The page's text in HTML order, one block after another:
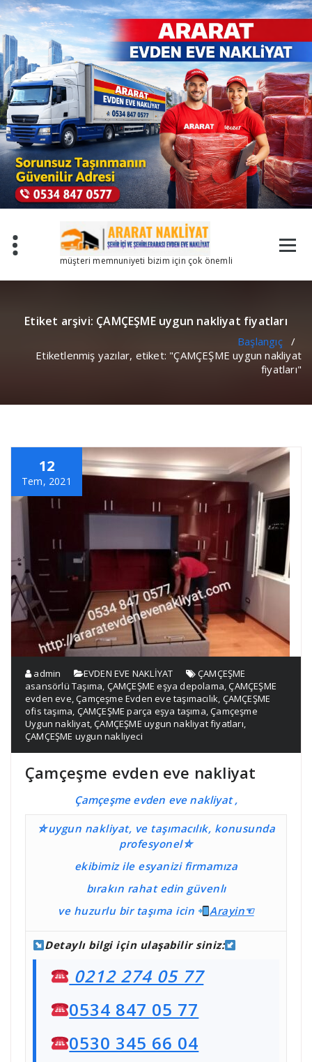
İçeriğe
geç
müşteri memnuniyeti bizim için çok önemli
Etiket arşivi: ÇAMÇEŞME uygun nakliyat fiyatları
Başlangıç/
Etiketlenmiş yazılar, etiket: "ÇAMÇEŞME uygun nakliyat
fiyatları"
12
Tem, 2021
admin EVDEN EVE NAKLİYAT
ÇAMÇEŞME
asansörlü Taşıma, ÇAMÇEŞME eşya depolama,ÇAMÇEŞME
evden eve,Çamçeşme Evden eve taşımacılık, ÇAMÇEŞME
ofis taşıma, ÇAMÇEŞME parça eşya taşıma,Çamçeşme
Uygun nakliyat,ÇAMÇEŞME uygun nakliyat fiyatları,
ÇAMÇEŞME uygun nakliyeci
Çamçeşme evden eve nakliyat
Çamçeşme evden eve nakliyat ,
⛤uygun nakliyat, ve taşımacılık, konusunda
profesyonel⛤
ekibimiz ile esyanizi firmamıza
bırakın rahat edin güvenlı
ve huzurlu bir taşıma icin Arayin☜
Detaylı bilgi için ulaşabilir siniz:
0212 274 05 77
0534 847 05 77
0530 345 66 04